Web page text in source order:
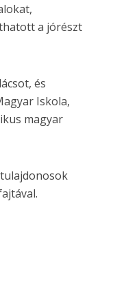
a jórészt
és
Iskola,
magyar